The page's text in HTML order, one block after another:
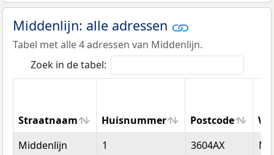
Middenlijn: alle adressen
Tabel met alle 4 adressen van Middenlijn.
Zoek in de tabel:
Straatnaam Huisnummer Postcode
Straatnaam
Huisnummer Postcode
Middenlijn 1 3604AX